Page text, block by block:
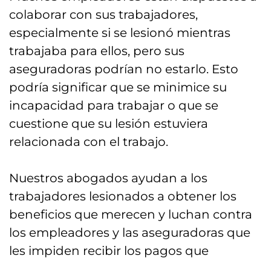
Negociación de Acuerdos para la
Compensación de Trabajadores en
Easton, PA
¿Qué Lesiones cubre la
Compensación de Trabajadores en
Easton?
Llame a Nuestros Abogados de
Compensación de Trabajadores en
Easton, PA
colaborar con sus trabajadores,
especialmente si se lesionó mientras
trabajaba para ellos, pero sus
aseguradoras podrían no estarlo. Esto
podría significar que se minimice su
incapacidad para trabajar o que se
cuestione que su lesión estuviera
relacionada con el trabajo.
Nuestros abogados ayudan a los
trabajadores lesionados a obtener los
beneficios que merecen y luchan contra
los empleadores y las aseguradoras que
les impiden recibir los pagos que